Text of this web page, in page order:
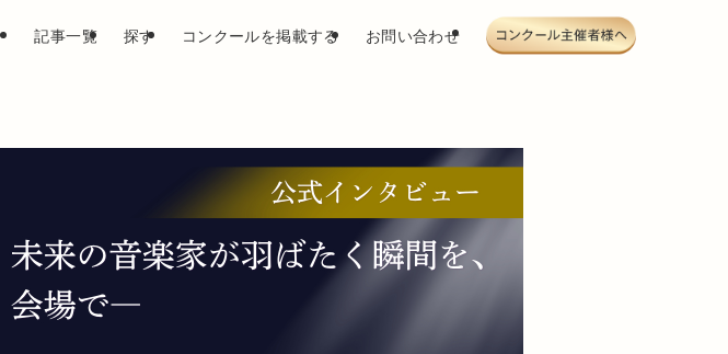
記事一覧 探す コンクールを掲載する お問い合わせ